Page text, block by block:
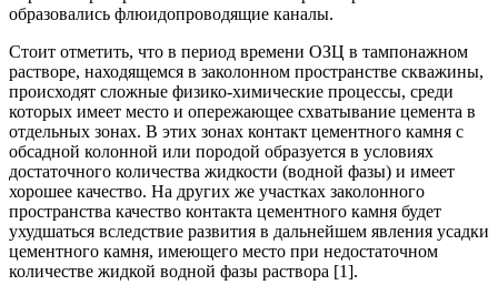
образовались флюидопроводящие каналы.
Стоит отметить, что в период времени ОЗЦ в тампонажном
растворе, находящемся в заколонном пространстве скважины,
происходят сложные физико-химические процессы, среди
которых имеет место и опережающее схватывание цемента в
отдельных зонах. В этих зонах контакт цементного камня с
обсадной колонной или породой образуется в условиях
достаточного количества жидкости (водной фазы) и имеет
хорошее качество. На других же участках заколонного
пространства качество контакта цементного камня будет
ухудшаться вследствие развития в дальнейшем явления усадки
цементного камня, имеющего место при недостаточном
количестве жидкой водной фазы раствора [1].